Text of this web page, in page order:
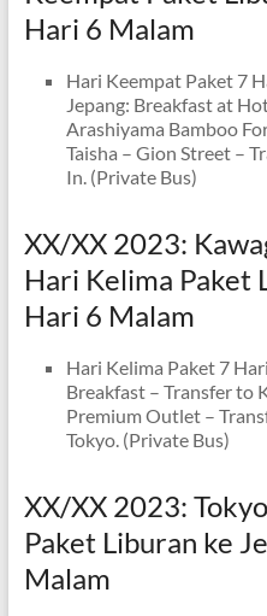
Hari 6 Malam
Hari Keempat Paket 7
Jepang: Breakfast at
Arashiyama Bamboo
Taisha – Gion Street –
In. (Private Bus)
XX/XX 2023:
Hari Kelima Paket
Hari 6 Malam
Hari Kelima Paket 7
Breakfast – Transfer to
Premium Outlet –
Tokyo. (Private Bus)
XX/XX 2023:
Paket Liburan ke
Malam